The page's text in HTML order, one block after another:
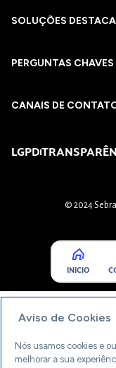
SOLUÇÕES
PERGUNTAS CHAVES​
CANAIS DE
LGPD
© 2024
INICIO
Aviso de Cookies
Nós usamos cookies e
melhorar a sua